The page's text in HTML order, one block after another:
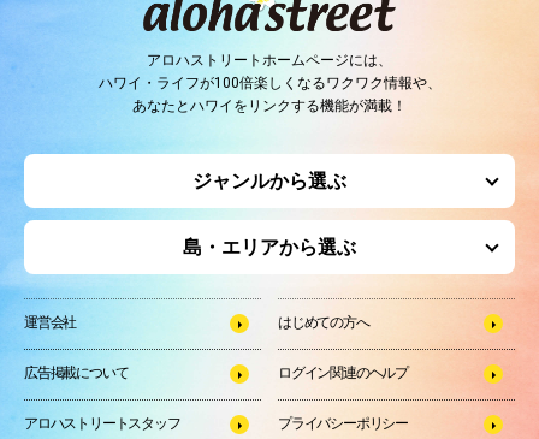
アロハストリートホームページには、
ハワイ・ライフが100倍楽しくなるワクワク情報や、
あなたとハワイをリンクする機能が満載！
ジャンルから選ぶ
島・エリアから選ぶ
運営会社 はじめての方へ
広告掲載について ログイン関連のヘルプ
アロハストリートスタッフ プライバシーポリシー